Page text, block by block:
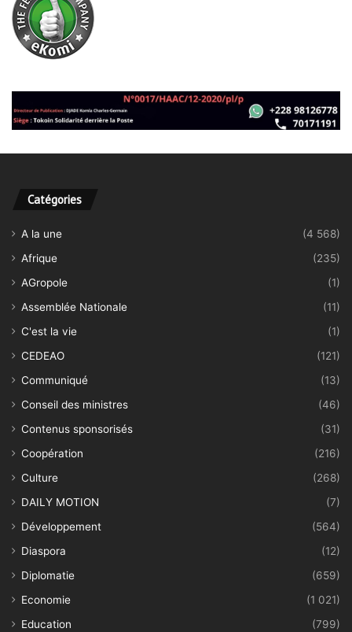
Catégories
A la une
(4 568)
Afrique
(235)
AGropole
(1)
Assemblée Nationale
(11)
C'est la vie
(1)
CEDEAO
(121)
Communiqué
(13)
Conseil des ministres
(46)
Contenus sponsorisés
(31)
Coopération
(216)
Culture
(268)
DAILY MOTION
(7)
Développement
(564)
Diaspora
(12)
Diplomatie
(659)
Economie
(1 021)
Education
(799)